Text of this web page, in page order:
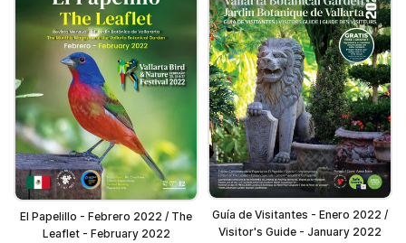
El Papelillo - Febrero 2022 / The
Leaflet - February 2022
Guía de Visitantes - Enero 2022 /
Visitor's Guide - January 2022